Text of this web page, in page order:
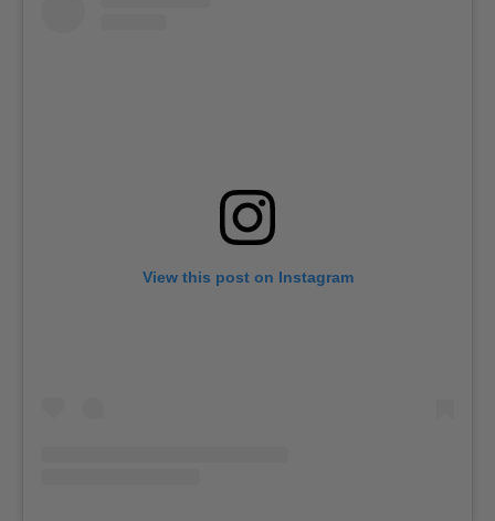
View this post on Instagram